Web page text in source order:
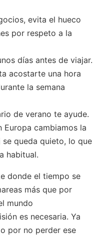
evita el hueco
por respeto a la
días antes de viajar.
acostarte una hora
la semana
de verano te ayude.
Europa cambiamos la
se queda quieto, lo que
habitual.
donde el tiempo se
más que por
mundo
es necesaria. Ya
por no perder ese